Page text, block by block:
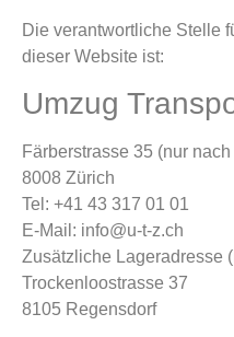
Die verantwortliche Stelle
dieser Website ist:
Umzug
Färberstrasse 35 (nur
8008 Zürich
Tel: +41 43 317 01 01
E-Mail: info@u-t-z.ch
Zusätzliche Lageradresse
Trockenloostrasse 37
8105 Regensdorf